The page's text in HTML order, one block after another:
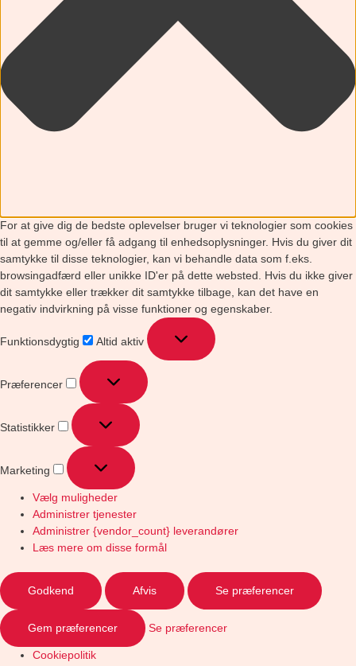
For at give dig de bedste oplevelser bruger vi teknologier som cookies
til at gemme og/eller få adgang til enhedsoplysninger. Hvis du giver dit
samtykke til disse teknologier, kan vi behandle data som f.eks.
browsingadfærd eller unikke ID'er på dette websted. Hvis du ikke giver
dit samtykke eller trækker dit samtykke tilbage, kan det have en
negativ indvirkning på visse funktioner og egenskaber.
Funktionsdygtig Altid aktiv
Præferencer
Statistikker
Marketing
Vælg muligheder
Administrer tjenester
Administrer {vendor_count} leverandører
Læs mere om disse formål
Godkend Afvis Se præferencer
Gem præferencer Se præferencer
Cookiepolitik